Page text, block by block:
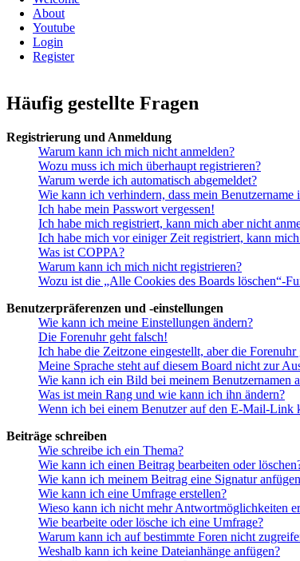
About
Youtube
Login
Register
Häufig gestellte Fragen
Registrierung und Anmeldung
Warum kann ich mich nicht anmelden?
Wozu muss ich mich überhaupt registrieren?
Warum werde ich automatisch abgemeldet?
Wie kann ich verhindern, dass mein
Ich habe mein Passwort vergessen!
Ich habe mich registriert, kann mich aber nicht
Ich habe mich vor einiger Zeit registriert, kann
Was ist COPPA?
Warum kann ich mich nicht registrieren?
Wozu ist die „Alle Cookies des Boards löschen“-
Benutzerpräferenzen und -einstellungen
Wie kann ich meine Einstellungen ändern?
Die Forenuhr geht falsch!
Ich habe die Zeitzone eingestellt, aber die
Meine Sprache steht auf diesem Board nicht zur
Wie kann ich ein Bild bei meinem Benutzernamen
Was ist mein Rang und wie kann ich ihn ändern?
Wenn ich bei einem Benutzer auf den E-Mail-Link
Beiträge schreiben
Wie schreibe ich ein Thema?
Wie kann ich einen Beitrag bearbeiten oder
Wie kann ich meinem Beitrag eine Signatur
Wie kann ich eine Umfrage erstellen?
Wieso kann ich nicht mehr Antwortmöglichkeiten
Wie bearbeite oder lösche ich eine Umfrage?
Warum kann ich auf bestimmte Foren nicht
Weshalb kann ich keine Dateianhänge anfügen?